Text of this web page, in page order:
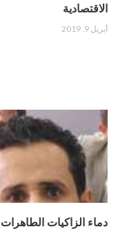
الاقتصادية
أبريل 9, 2019
دماء الزاكيات